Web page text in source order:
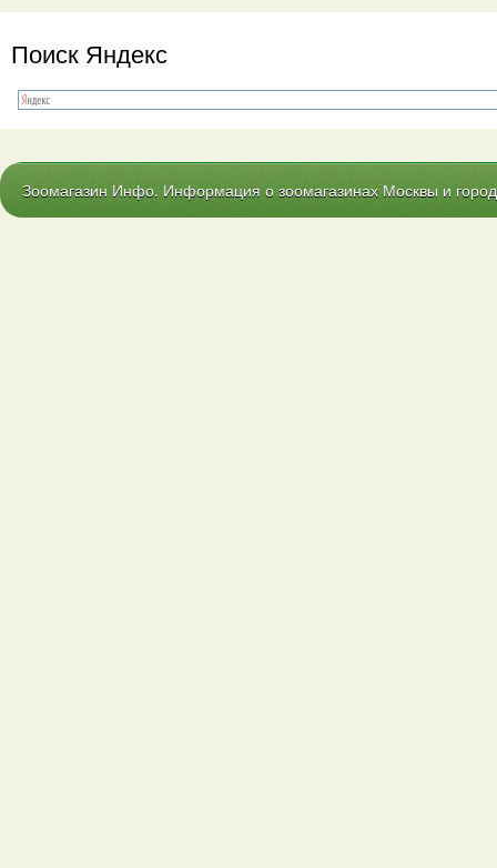
Поиск Яндекс
Зоомагазин Инфо. Информация о зоомагазинах Москвы и